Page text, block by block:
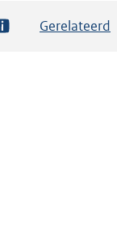
Gerelateerd